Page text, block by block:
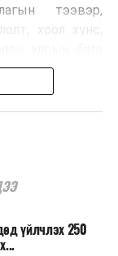
тээвэр,
нутгийн нөөц
болсон байна.
зөвлөгөөн, ой,
соёлын арга
үйлчлэх 250